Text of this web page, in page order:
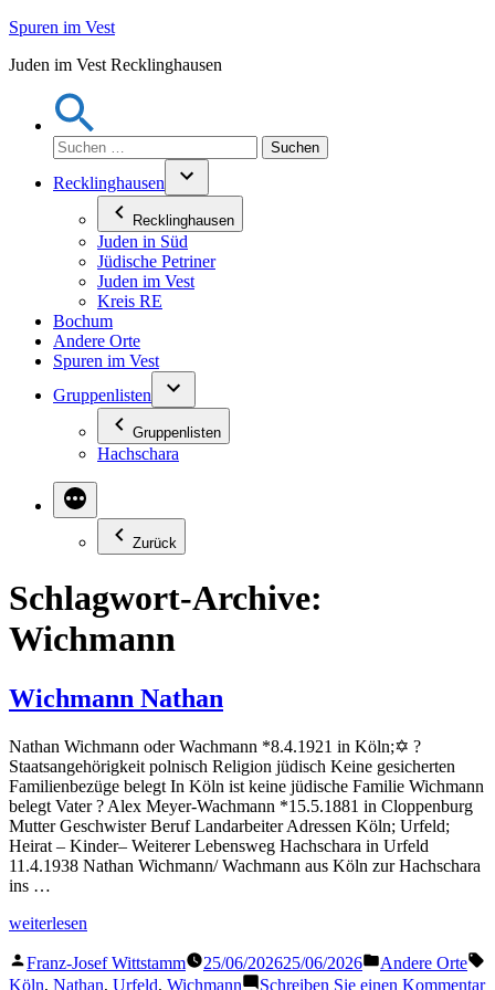
Zum
springen
Spuren im Vest
Juden im Vest Recklinghausen
Suchen
nach:
Recklinghausen
Recklinghausen
Juden in Süd
Jüdische Petriner
Juden im Vest
Kreis RE
Bochum
Andere Orte
Spuren im Vest
Gruppenlisten
Gruppenlisten
Hachschara
Zurück
Schlagwort-Archive:
Wichmann
Wichmann Nathan
Nathan Wichmann oder Wachmann *8.4.1921 in Köln;✡ ?
Staatsangehörigkeit polnisch Religion jüdisch Keine gesicherten
Familienbezüge belegt In Köln ist keine jüdische Familie Wichmann
belegt Vater ? Alex Meyer-Wachmann *15.5.1881 in Cloppenburg
Mutter Geschwister Beruf Landarbeiter Adressen Köln; Urfeld;
Heirat – Kinder– Weiterer Lebensweg Hachschara in Urfeld
11.4.1938 Nathan Wichmann/ Wachmann aus Köln zur Hachschara
ins …
„Wichmann
weiterlesen
Veröffentlicht
von
Franz-Josef Wittstamm 25/06/202625/06/2026
Veröffentlicht
in
Andere Orte
Köln, Nathan, Urfeld, Wichmann Schreiben Sie einen Kommentar